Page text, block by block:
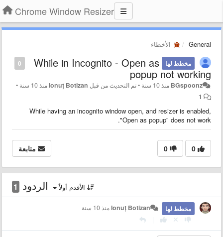
Chrome Window Resizer
General الأخطاء
0 مخطط لها While in Incognito - Open as
popup not working
BGspoonz منذ 10 سنة •تم التحديث من قبل Ionuț Botizanمنذ 10 سنة
•
1
While having an incognito window open, and resizer is enabled,
"Open as popup" does not work.
0
0 متابعة
الردود 1 الأقدم أولاً
مخطط لها Ionuț Botizanمنذ 10 سنة